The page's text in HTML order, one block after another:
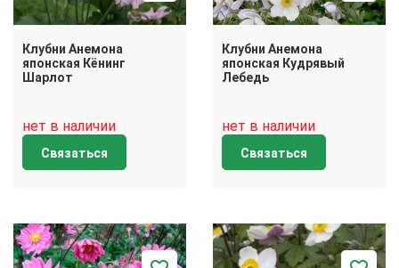
Клубни Анемона
японская Кёнинг
Шарлот
нет в наличии
Связаться
Клубни Анемона
японская Кудрявый
Лебедь
нет в наличии
Связаться